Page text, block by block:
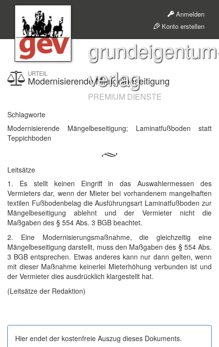
Anmelden
Konto erstellen
verlag
PREMIUM DIENSTE
URTEIL
Modernisierende Mängelbeseitigung
Schlagworte
Modernisierende Mängelbeseitigung; Laminatfußboden statt
Teppichboden
Leitsätze
1. Es stellt keinen Eingriff in das Auswahlermessen des
Vermieters dar, wenn der Mieter bei vorhandenem mangelhaften
textilen Fußbodenbelag die Ausführungsart Laminatfußboden zur
Mängelbeseitigung ablehnt und der Vermieter nicht die
Maßgaben des § 554 Abs. 3 BGB beachtet.
2. Eine Modernisierungsmaßnahme, die gleichzeitig eine
Mängelbeseitigung darstellt, muss den Maßgaben des § 554 Abs.
3 BGB entsprechen. Etwas anderes kann nur dann gelten, wenn
mit dieser Maßnahme keinerlei Mieterhöhung verbunden ist und
der Vermieter dies ausdrücklich klargestellt hat.
(Leitsätze der Redaktion)
Hier endet der kostenfreie Auszug dieses Dokuments.